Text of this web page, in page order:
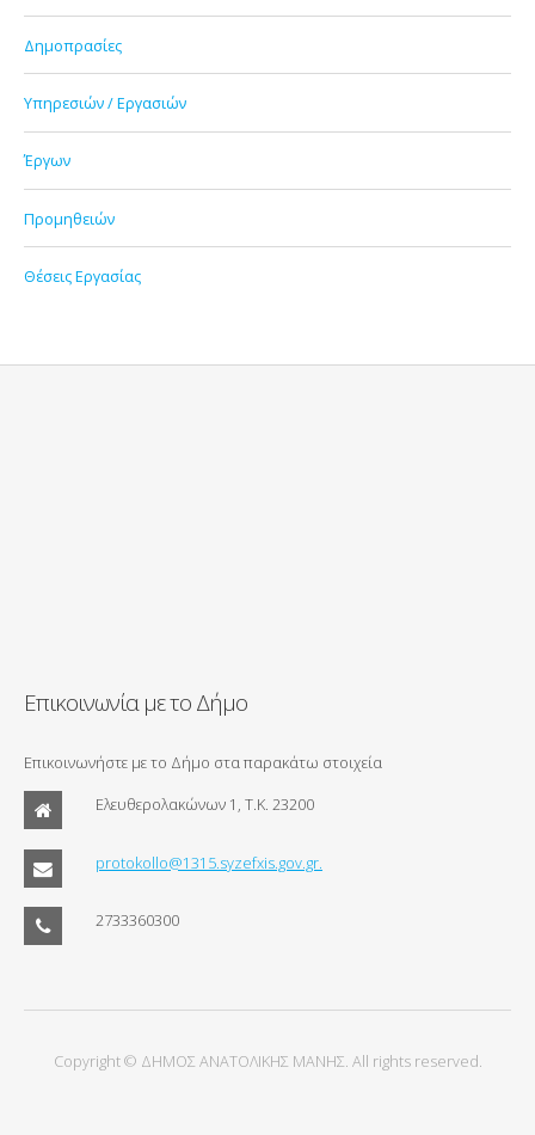
Δημοπρασίες
Υπηρεσιών / Εργασιών
Έργων
Προμηθειών
Θέσεις Εργασίας
Επικοινωνία με το Δήμο
Επικοινωνήστε με το Δήμο στα παρακάτω στοιχεία
Ελευθερολακώνων 1, Τ.Κ. 23200
protokollo@1315.syzefxis.gov.gr.
2733360300
Copyright © ΔΗΜΟΣ ΑΝΑΤΟΛΙΚΗΣ ΜΑΝΗΣ. All rights reserved.